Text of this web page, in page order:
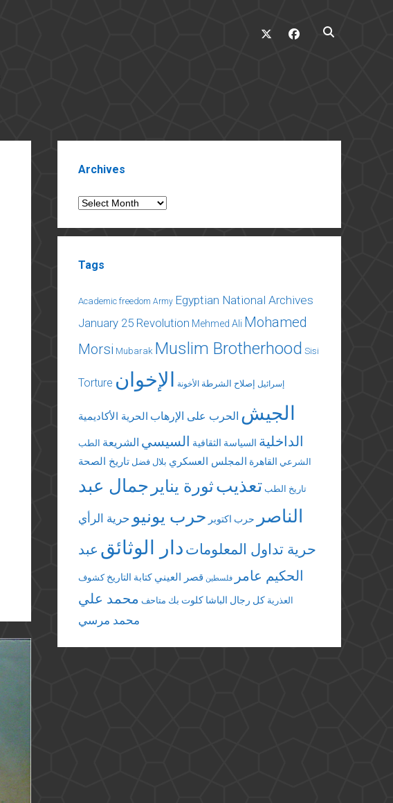
twitter facebook
Archives
Archives
Tags
Academic freedom Army Egyptian National Archives
January 25 Revolution Mehmed Ali Mohamed
Morsi Mubarak Muslim Brotherhood Sisi
Torture إسرائيل إصلاح الشرطة الأخونة الإخوان
الجيش الحرب على الإرهاب الحرية الأكاديمية
الداخلية السياسة الثقافية السيسي الشريعة الطب
الشرعي القاهرة المجلس العسكري بلال فضل تاريخ الصحة
تاريخ الطب تعذيبثورة يناير جمال عبد
الناصر
حرب اكتوبر حرب يونيو حرية الرأي
حرية تداول المعلومات دار الوثائق عبد
الحكيم عامر
فلسطين قصر العيني كتابة التاريخ كشوف
العذرية كل رجال الباشا كلوت بك متاحف محمد علي
محمد مرسي